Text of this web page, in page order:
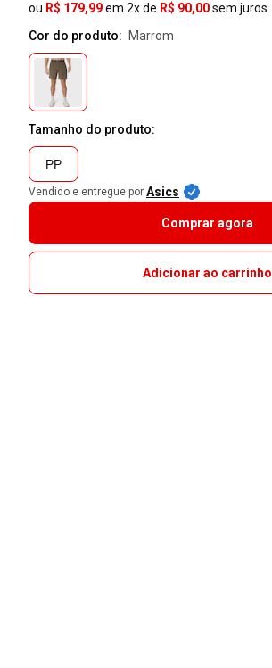
ou R$ 179,99em 2x de R$ 90,00sem juros
Cor do produto:
marrom
Tamanho do produto:
PP
Vendido e entregue por Asics
Comprar agora
Adicionar ao carrinho